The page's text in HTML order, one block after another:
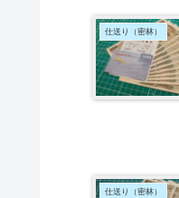
仕送り（密林）
仕送り（密林）